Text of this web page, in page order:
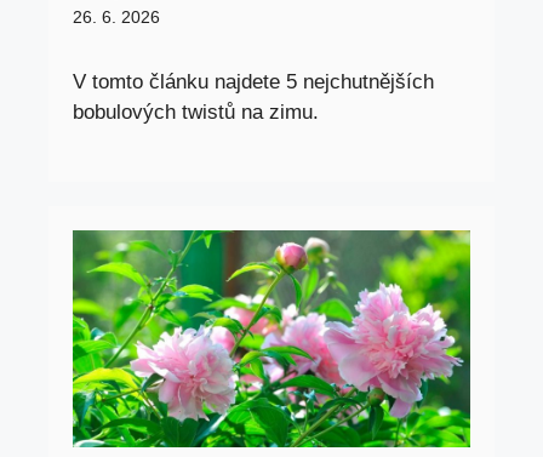
26. 6. 2026
V tomto článku najdete 5 nejchutnějších
bobulových twistů na zimu.